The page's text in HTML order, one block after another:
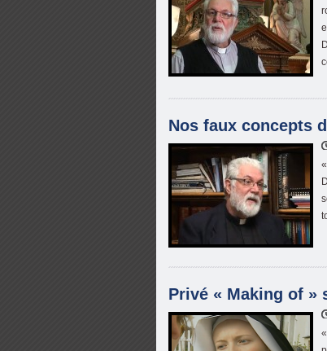
Nos faux concepts
Privé « Making of »